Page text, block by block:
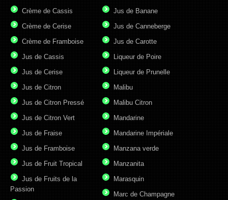
Crème de Cassis
Crème de Cerise
Crème de Framboise
Jus de Banane
Jus de Canneberge
Jus de Carotte
Jus de Cassis
Jus de Cerise
Jus de Citron
Jus de Citron Pressé
Jus de Citron Vert
Jus de Fraise
Jus de Framboise
Jus de Fruit Tropical
Jus de Fruits de la
Passion
Liqueur de Poire
Liqueur de Prunelle
Malibu
Malibu Citron
Mandarine
Mandarine Impériale
Manzana verde
Manzanita
Marasquin
Marc de Champagne